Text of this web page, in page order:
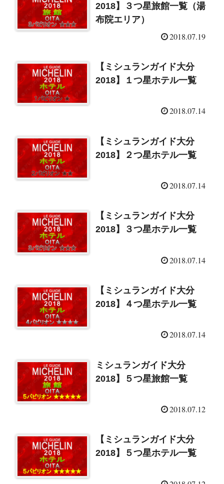
2018】３つ星旅館一覧（湯
布院エリア）
2018.07.19
【ミシュランガイド大分
2018】１つ星ホテル一覧
2018.07.14
【ミシュランガイド大分
2018】２つ星ホテル一覧
2018.07.14
【ミシュランガイド大分
2018】３つ星ホテル一覧
2018.07.14
【ミシュランガイド大分
2018】４つ星ホテル一覧
2018.07.14
ミシュランガイド大分
2018】５つ星旅館一覧
2018.07.12
【ミシュランガイド大分
2018】５つ星ホテル一覧